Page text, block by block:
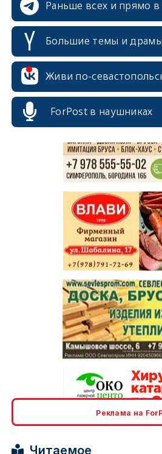
Раньше всех и прямо в
Большие темы и драмы
Живи по-
ForPost в наушниках
Реклама на
Читаемое